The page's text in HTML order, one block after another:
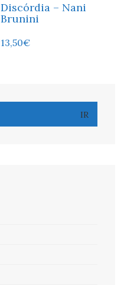
Discórdia – Nani
Brunini
13,50€
IR